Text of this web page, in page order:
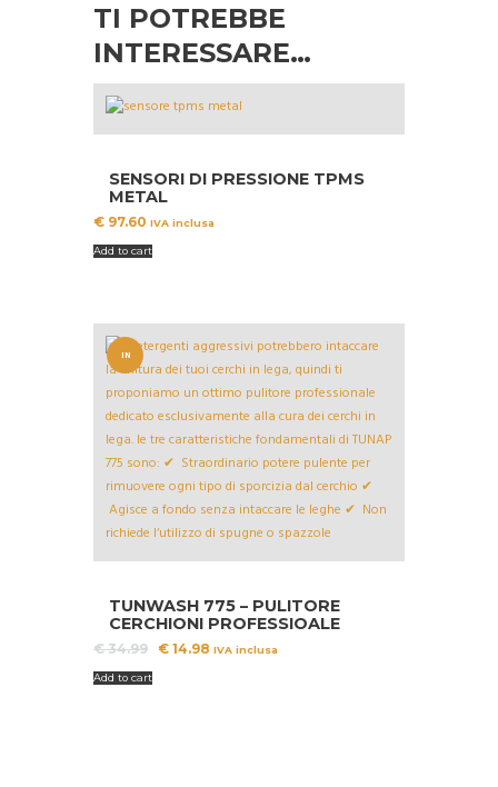
TI POTREBBE
INTERESSARE…
SENSORI DI PRESSIONE TPMS
METAL
€ 97.60 IVA inclusa
Add to cart
IN
OFFERT
A!
TUNWASH 775 – PULITORE
CERCHIONI PROFESSIOALE
€34.99 Il
€ 14.98 IlIVA inclusa
Add to cart